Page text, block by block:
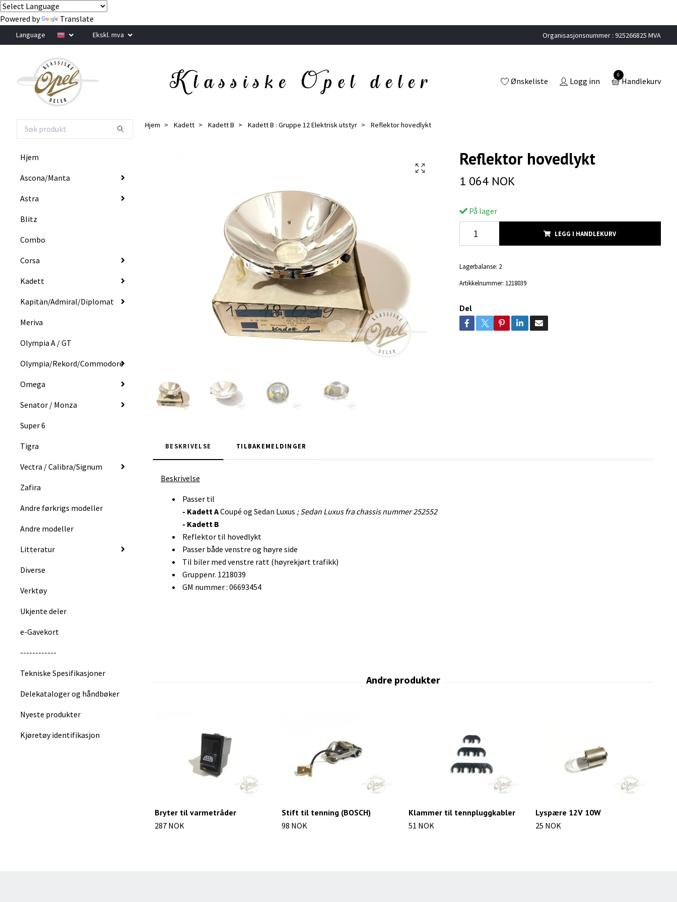
Powered by Translate
Language Ekskl. mva Organisasjonsnummer : 925266825 MVA
Ønskeliste Logg inn
0
Handlekurv
Hjem
Ascona/Manta
Astra
Blitz
Combo
Corsa
Kadett
Kapitän/Admiral/Diplomat
Meriva
Olympia A / GT
Olympia/Rekord/Commodore
Omega
Senator / Monza
Super 6
Tigra
Vectra / Calibra/Signum
Zafira
Andre førkrigs modeller
Andre modeller
Litteratur
Diverse
Verktøy
Ukjente deler
e-Gavekort
------------
Tekniske Spesifikasjoner
Delekataloger og håndbøker
Nyeste produkter
Kjøretøy identifikasjon
Hjem Kadett Kadett B Kadett B : Gruppe 12 Elektrisk utstyr Reflektor hovedlykt
Reflektor hovedlykt
1 064 NOK
På lager
LEGG I HANDLEKURV
Lagerbalanse: 2
Artikkelnummer: 1218039
Del
BESKRIVELSE TILBAKEMELDINGER
Beskrivelse
Passer til
- Kadett ACoupé og Sedan Luxus ; Sedan Luxus fra chassis nummer 252552
- Kadett B
Reflektor til hovedlykt
Passer både venstre og høyre side
Til biler med venstre ratt (høyrekjørt trafikk)
Gruppenr. 1218039
GM nummer : 06693454
Bryter til varmetråder
287 NOK
Stift til tenning (BOSCH)
98 NOK
Klammer til tennpluggkabler
51 NOK
Lyspære 12V 10W
25 NOK